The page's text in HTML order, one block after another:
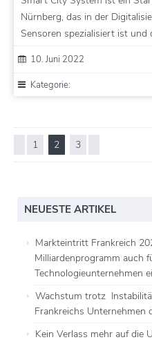
Nürnberg, das in der
Sensoren spezialisiert ist und
10. Juni 2022
Kategorie:
1 2 3
NEUESTE ARTIKEL
Markteintritt Frankreich
Milliardenprogramm auch
Technologieunternehmen
Wachstum trotz
Frankreichs Unternehmen
Kein Verlass mehr auf die